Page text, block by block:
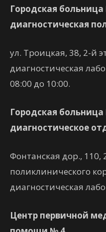
Городская
диагностическая
ул. Троицкая, 38, 2-й
диагностическая
08:00 до 10:00.
Городская
диагностическое
Фонтанская дор., 110,
поликлинического
диагностическая
Центр первичной